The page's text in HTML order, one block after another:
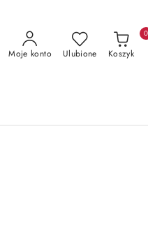
Moje konto Ulubione Koszyk
0